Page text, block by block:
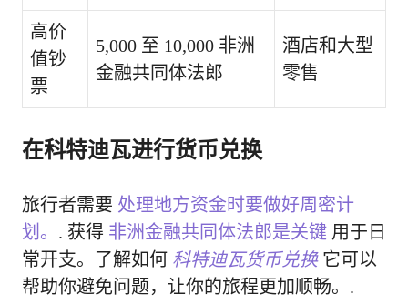
高价
值钞
票
5,000 至 10,000 非洲
金融共同体法郎
酒店和大型
零售
在科特迪瓦进行货币兑换
旅行者需要 处理地方资金时要做好周密计
划。 . 获得 非洲金融共同体法郎是关键 用于日
常开支。了解如何 科特迪瓦货币兑换它可以
帮助你避免问题，让你的旅程更加顺畅。.